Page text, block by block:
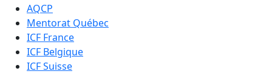
AQCP
Mentorat Québec
ICF France
ICF Belgique
ICF Suisse